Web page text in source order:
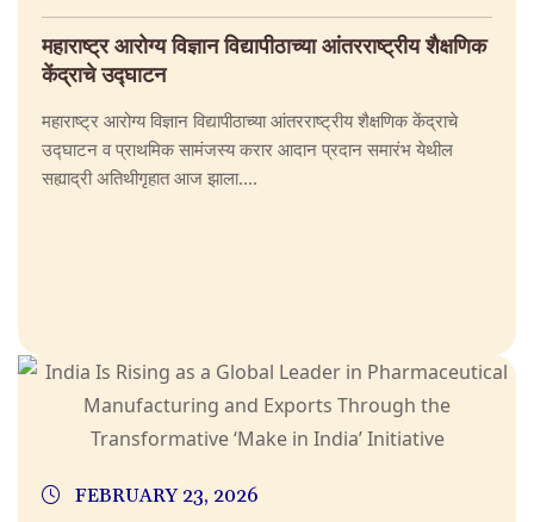
महाराष्ट्र आरोग्य विज्ञान विद्यापीठाच्या आंतरराष्ट्रीय शैक्षणिक
केंद्राचे उद्घाटन
महाराष्ट्र आरोग्य विज्ञान विद्यापीठाच्या आंतरराष्ट्रीय शैक्षणिक केंद्राचे
उद्घाटन व प्राथमिक सामंजस्य करार आदान प्रदान समारंभ येथील
सह्याद्री अतिथीगृहात आज झाला....
FEBRUARY 23, 2026